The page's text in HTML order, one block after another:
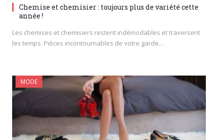
Chemise et chemisier : toujours plus de variété cette
année !
Les chemises et chemisiers restent indémodables et traversent
les temps. Pièces incontournables de votre garde…
MODE